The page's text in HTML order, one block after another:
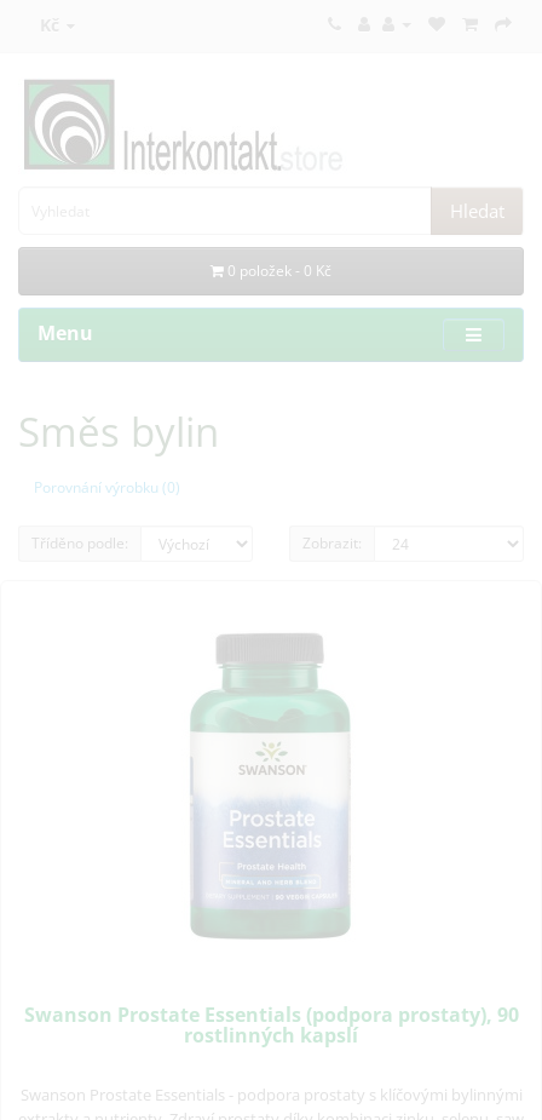
Kč
Hledat
0 položek - 0 Kč
Menu
Směs bylin
Porovnání výrobku (0)
Tříděno podle: Zobrazit:
Swanson Prostate Essentials (podpora prostaty), 90
rostlinných kapslí
Swanson Prostate Essentials - podpora prostaty s klíčovými bylinnými